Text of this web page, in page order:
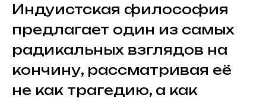
Индуистская философия
предлагает один из самых
радикальных взглядов на
кончину, рассматривая её
не как трагедию, а как